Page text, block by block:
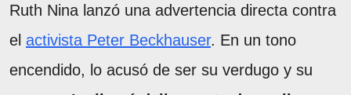
Ruth Nina lanzó una advertencia directa contra
el activista Peter Beckhauser. En un tono
encendido, lo acusó de ser su verdugo y su